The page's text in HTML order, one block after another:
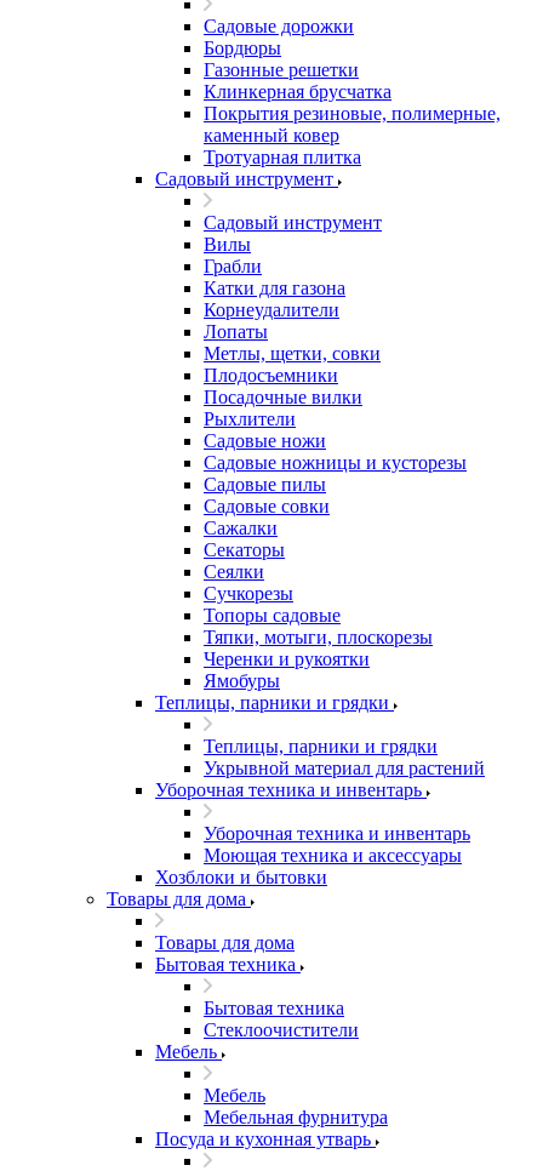
Садовые дорожки
Бордюры
Газонные решетки
Клинкерная брусчатка
Покрытия резиновые, полимерные,
каменный ковер
Тротуарная плитка
Садовый инструмент
Садовый инструмент
Вилы
Грабли
Катки для газона
Корнеудалители
Лопаты
Метлы, щетки, совки
Плодосъемники
Посадочные вилки
Рыхлители
Садовые ножи
Садовые ножницы и кусторезы
Садовые пилы
Садовые совки
Сажалки
Секаторы
Сеялки
Сучкорезы
Топоры садовые
Тяпки, мотыги, плоскорезы
Черенки и рукоятки
Ямобуры
Теплицы, парники и грядки
Теплицы, парники и грядки
Укрывной материал для растений
Уборочная техника и инвентарь
Уборочная техника и инвентарь
Моющая техника и аксессуары
Хозблоки и бытовки
Товары для дома
Товары для дома
Бытовая техника
Бытовая техника
Стеклоочистители
Мебель
Мебель
Мебельная фурнитура
Посуда и кухонная утварь